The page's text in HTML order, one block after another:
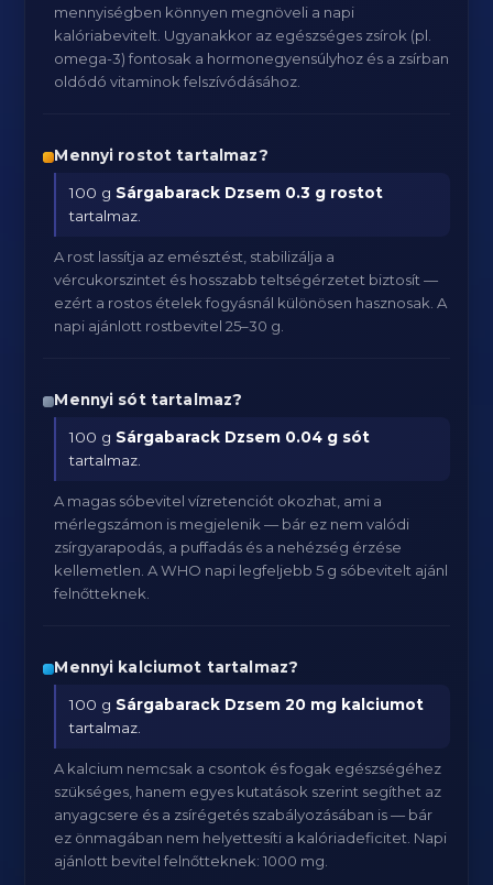
mennyiségben könnyen megnöveli a napi
kalóriabevitelt. Ugyanakkor az egészséges zsírok (pl.
omega-3) fontosak a hormonegyensúlyhoz és a zsírban
oldódó vitaminok felszívódásához.
Mennyi rostot tartalmaz?
100 g Sárgabarack Dzsem 0.3 g rostot
tartalmaz.
A rost lassítja az emésztést, stabilizálja a
vércukorszintet és hosszabb teltségérzetet biztosít —
ezért a rostos ételek fogyásnál különösen hasznosak. A
napi ajánlott rostbevitel 25–30 g.
Mennyi sót tartalmaz?
100 g Sárgabarack Dzsem 0.04 g sót
tartalmaz.
A magas sóbevitel vízretenciót okozhat, ami a
mérlegszámon is megjelenik — bár ez nem valódi
zsírgyarapodás, a puffadás és a nehézség érzése
kellemetlen. A WHO napi legfeljebb 5 g sóbevitelt ajánl
felnőtteknek.
Mennyi kalciumot tartalmaz?
100 g Sárgabarack Dzsem 20 mg kalciumot
tartalmaz.
A kalcium nemcsak a csontok és fogak egészségéhez
szükséges, hanem egyes kutatások szerint segíthet az
anyagcsere és a zsírégetés szabályozásában is — bár
ez önmagában nem helyettesíti a kalóriadeficitet. Napi
ajánlott bevitel felnőtteknek: 1000 mg.